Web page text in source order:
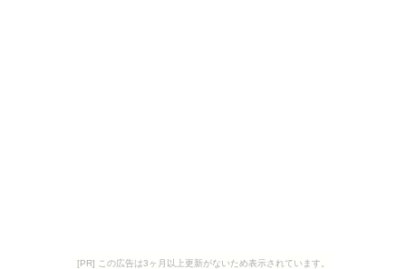
[PR] この広告は3ヶ月以上更新がないため表示されています。